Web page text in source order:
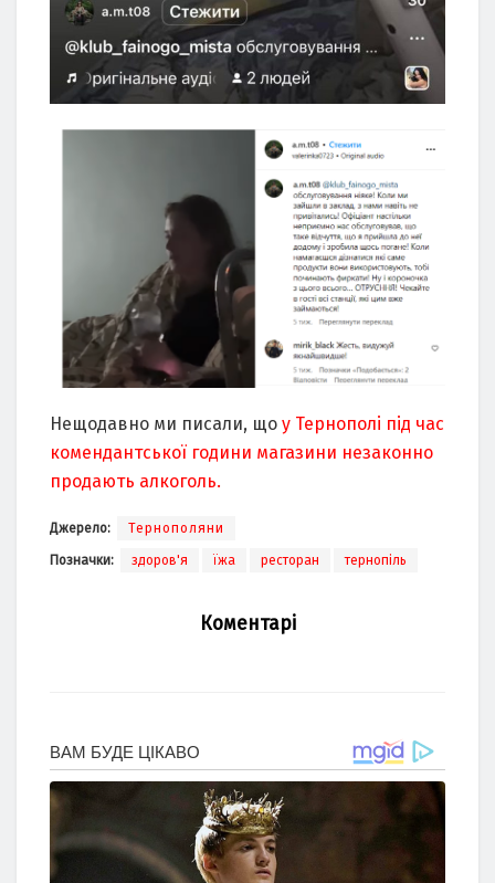
Нещодавно ми писали, що у Тернополі під час
комендантської години магазини незаконно
продають алкоголь.
Джерело: Тернополяни
Позначки: здоров'я їжа ресторан тернопіль
Коментарі